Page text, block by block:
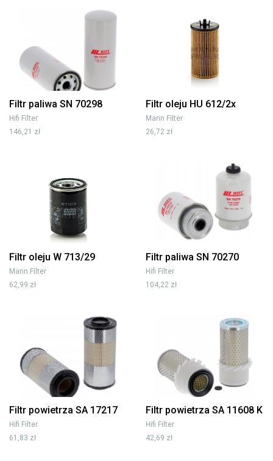
Filtr paliwa SN 70298
Hifi Filter
146,21 zł
Filtr oleju HU 612/2x
Mann Filter
26,72 zł
Filtr oleju W 713/29
Mann Filter
62,99 zł
Filtr paliwa SN 70270
Hifi Filter
104,22 zł
Filtr powietrza SA 17217
Hifi Filter
61,83 zł
Filtr powietrza SA 11608 K
Hifi Filter
42,69 zł